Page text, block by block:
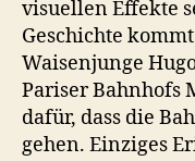
visuellen Effekte
Geschichte
Waisenjunge
Pariser Bahnhofs
dafür, dass die
gehen. Einziges